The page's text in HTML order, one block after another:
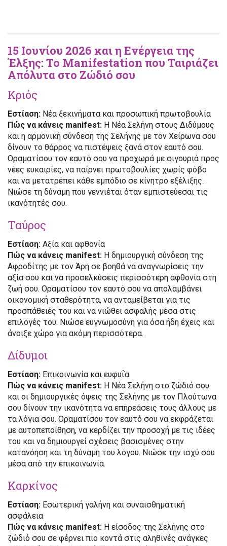
15 Ιουνίου 2026 και η Ενέργεια της
Έλξης: Το Manifestation που Ταιριάζει
Απόλυτα στο Ζώδιό σου
Κριός
Εστίαση: Νέα ξεκινήματα και προσωπική πρωτοβουλία
Πώς να κάνεις manifest: Η Νέα Σελήνη στους Διδύμους
και η αρμονική σύνδεση της Σελήνης με τον Χείρωνα σου
δίνουν το θάρρος να πιστέψεις ξανά στον εαυτό σου.
Οραματίσου τον εαυτό σου να προχωρά με σιγουριά προς
νέες ευκαιρίες, να παίρνει πρωτοβουλίες χωρίς φόβο
και να μετατρέπει κάθε εμπόδιο σε κίνητρο εξέλιξης.
Νιώσε τη δύναμη που γεννιέται όταν εμπιστεύεσαι τις
ικανότητές σου.
Ταύρος
Εστίαση: Αξία και αφθονία
Πώς να κάνεις manifest: Η δημιουργική σύνδεση της
Αφροδίτης με τον Άρη σε βοηθά να αναγνωρίσεις την
αξία σου και να προσελκύσεις περισσότερη αφθονία στη
ζωή σου. Οραματίσου τον εαυτό σου να απολαμβάνει
οικονομική σταθερότητα, να ανταμείβεται για τις
προσπάθειές του και να νιώθει ασφαλής μέσα στις
επιλογές του. Νιώσε ευγνωμοσύνη για όσα ήδη έχεις και
άνοιξε χώρο για ακόμη περισσότερα.
Δίδυμοι
Εστίαση: Επικοινωνία και ευφυΐα
Πώς να κάνεις manifest: Η Νέα Σελήνη στο ζώδιό σου
και οι δημιουργικές όψεις της Σελήνης με τον Πλούτωνα
σου δίνουν την ικανότητα να επηρεάσεις τους άλλους με
τα λόγια σου. Οραματίσου τον εαυτό σου να εκφράζεται
με αυτοπεποίθηση, να κερδίζει την προσοχή με τις ιδέες
του και να δημιουργεί σχέσεις βασισμένες στην
κατανόηση και τη δύναμη του λόγου. Νιώσε την ισχύ σου
μέσα από την επικοινωνία.
Καρκίνος
Εστίαση: Εσωτερική γαλήνη και συναισθηματική
ασφάλεια
Πώς να κάνεις manifest: Η είσοδος της Σελήνης στο
ζώδιό σου σε φέρνει πιο κοντά στις αληθινές ανάγκες